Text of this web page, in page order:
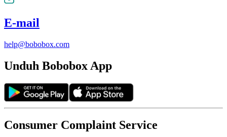
E-mail
help@bobobox.com
Unduh Bobobox App
Consumer Complaint Service